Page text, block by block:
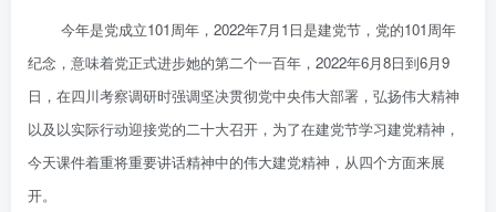
今年是党成立101周年，2022年7月1日是建党节，党的101周年
纪念，意味着党正式进步她的第二个一百年，2022年6月8日到6月9
日，在四川考察调研时强调坚决贯彻党中央伟大部署，弘扬伟大精神
以及以实际行动迎接党的二十大召开，为了在建党节学习建党精神，
今天课件着重将重要讲话精神中的伟大建党精神，从四个方面来展
开。